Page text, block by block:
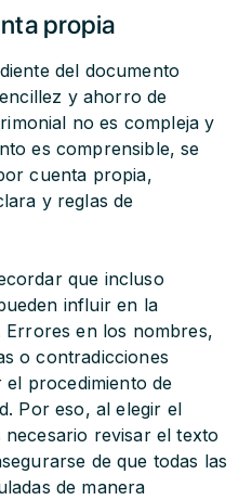
propia
del documento
y ahorro de
no es compleja y
es comprensible, se
cuenta propia,
y reglas de
que incluso
influir en la
Errores en los nombres,
o contradicciones
procedimiento de
Por eso, al elegir el
necesario revisar el texto
de que todas las
de manera